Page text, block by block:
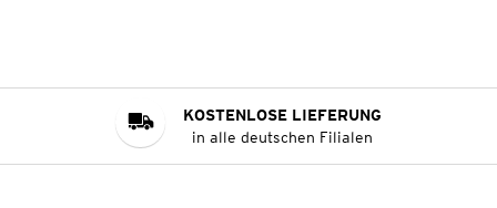
KOSTENLOSE LIEFERUNG
in alle deutschen Filialen